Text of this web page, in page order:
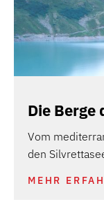
Die Berge
Vom
den
MEHR